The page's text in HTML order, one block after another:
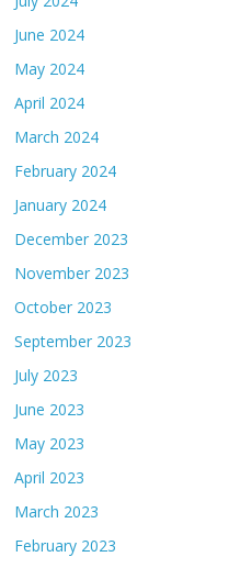
June 2024
May 2024
April 2024
March 2024
February 2024
January 2024
December 2023
November 2023
October 2023
September 2023
July 2023
June 2023
May 2023
April 2023
March 2023
February 2023